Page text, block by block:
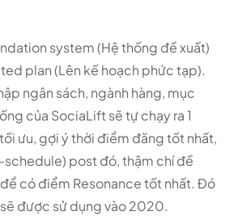
system (Hệ thống đề xuất)
plan (Lên kế hoạch phức tạp).
ngân sách, ngành hàng, mục
của SociaLift sẽ tự chạy ra 1
ưu, gợi ý thời điểm đăng tốt nhất,
post đó, thậm chí đề
có điểm Resonance tốt nhất. Đó
được sử dụng vào 2020.